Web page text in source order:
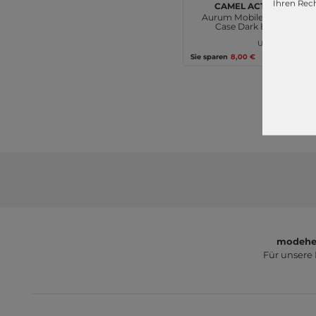
camel active
Aurum Mobile Phone
Case Dark Blue
UVP
Sie sparen 8,00 €
Für unsere
Ihren